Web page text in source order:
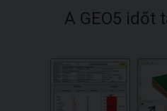
A GEO5 időt